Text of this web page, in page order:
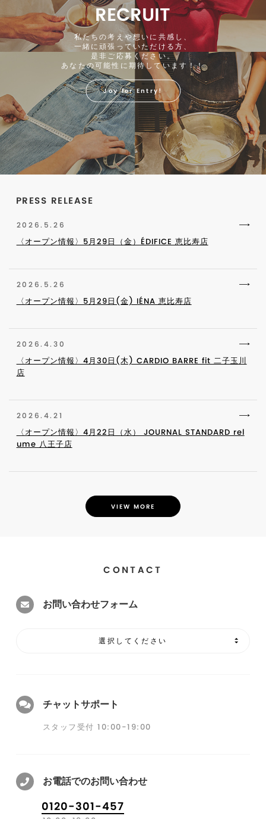
RECRUIT
私たちの考えや想いに共感し、
一緒に頑張っていただける方、
是非ご応募ください。
あなたの可能性に期待しています！！
Joy for Entry!
PRESS RELEASE
2026.5.26
〈オープン情報〉5月29日（金）ÉDIFICE 恵比寿店
2026.5.26
〈オープン情報〉5月29日(金) IÉNA 恵比寿店
2026.4.30
〈オープン情報〉4月30日(木) CARDIO BARRE fit 二子玉川
店
2026.4.21
〈オープン情報〉4月22日（水） JOURNAL STANDARD rel
ume 八王子店
VIEW MORE
CONTACT
お問い合わせフォーム
選択してください
チャットサポート
スタッフ受付 10:00-19:00
お電話でのお問い合わせ
0120-301-457